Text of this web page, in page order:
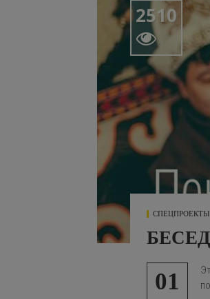
2510

СПЕЦПРОЕКТЫ
01